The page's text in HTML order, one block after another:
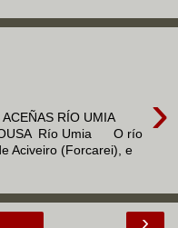
›
RÍO UMIA
Río Umia O río
Aciveiro (Forcarei), e
›